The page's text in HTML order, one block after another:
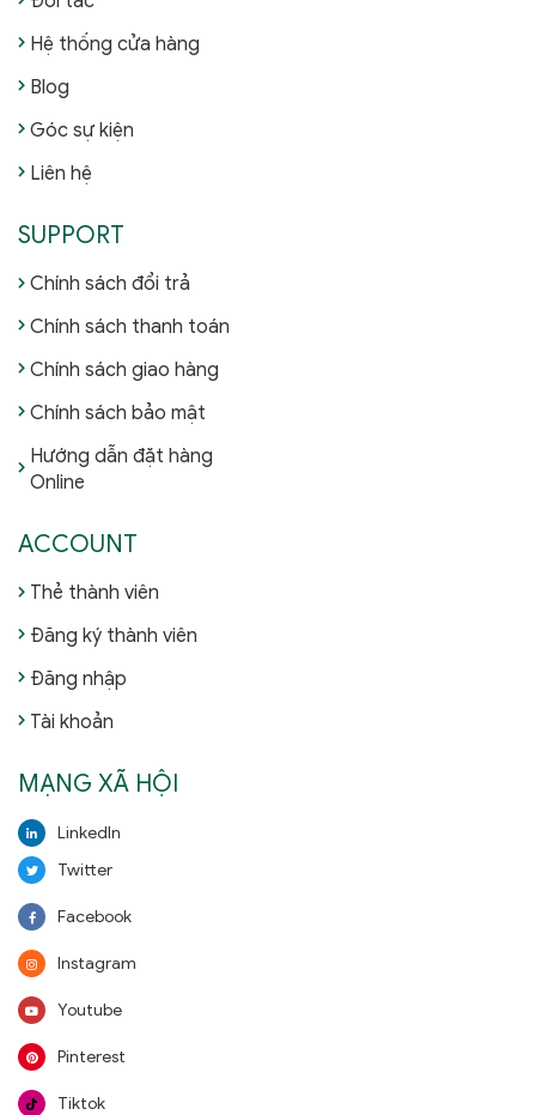
Hệ thống cửa hàng
Blog
Góc sự kiện
Liên hệ
SUPPORT
Chính sách đổi trả
Chính sách thanh toán
Chính sách giao hàng
Chính sách bảo mật
Hướng dẫn đặt hàng
Online
ACCOUNT
Thẻ thành viên
Đăng ký thành viên
Đăng nhập
Tài khoản
MẠNG XÃ HỘI
LinkedIn
Twitter
Facebook
Instagram
Youtube
Pinterest
Tiktok